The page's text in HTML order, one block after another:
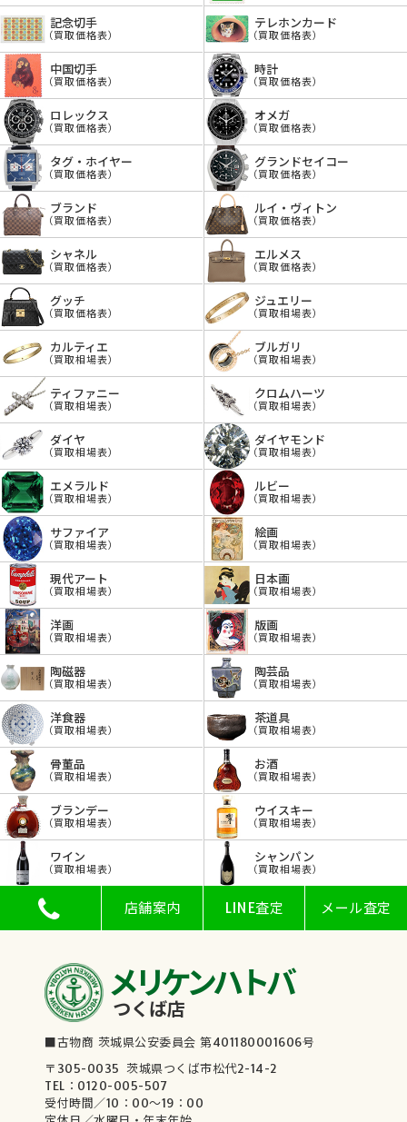
記念切手
（買取価格表）
テレホンカード
（買取価格表）
中国切手
（買取価格表）
時計
（買取価格表）
ロレックス
（買取価格表）
オメガ
（買取価格表）
タグ・ホイヤー
（買取価格表）
グランドセイコー
（買取価格表）
ブランド
（買取価格表）
ルイ・ヴィトン
（買取価格表）
シャネル
（買取価格表）
エルメス
（買取価格表）
グッチ
（買取価格表）
ジュエリー
（買取相場表）
カルティエ
（買取相場表）
ブルガリ
（買取相場表）
ティファニー
（買取相場表）
クロムハーツ
（買取相場表）
ダイヤ
（買取相場表）
ダイヤモンド
（買取相場表）
エメラルド
（買取相場表）
ルビー
（買取相場表）
サファイア
（買取相場表）
絵画
（買取相場表）
現代アート
（買取相場表）
日本画
（買取相場表）
洋画
（買取相場表）
版画
（買取相場表）
陶磁器
（買取相場表）
陶芸品
（買取相場表）
洋食器
（買取相場表）
茶道具
（買取相場表）
骨董品
（買取相場表）
お酒
（買取相場表）
ブランデー
（買取相場表）
ウイスキー
（買取相場表）
ワイン
（買取相場表）
シャンパン
（買取相場表）
店舗案内 LINE査定 メール査定
メリケンハトバ
つくば店
■古物商 茨城県公安委員会 第401180001606号
〒305-0035 茨城県つくば市松代2-14-2
TEL：0120-005-507
受付時間／10：00～19：00